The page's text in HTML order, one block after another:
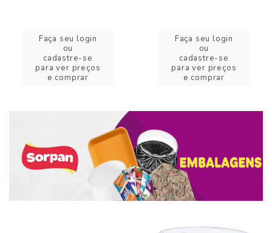
Faça seu login
ou
cadastre-se
para ver preços
e comprar
Faça seu login
ou
cadastre-se
para ver preços
e comprar